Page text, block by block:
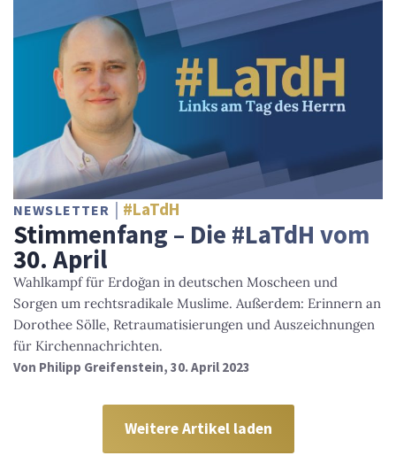
NEWSLETTER #LaTdH
Stimmenfang – Die #LaTdH vom
30. April
Wahlkampf für Erdoğan in deutschen Moscheen und
Sorgen um rechtsradikale Muslime. Außerdem: Erinnern an
Dorothee Sölle, Retraumatisierungen und Auszeichnungen
für Kirchennachrichten.
Von Philipp Greifenstein, 30. April 2023
Weitere Artikel laden